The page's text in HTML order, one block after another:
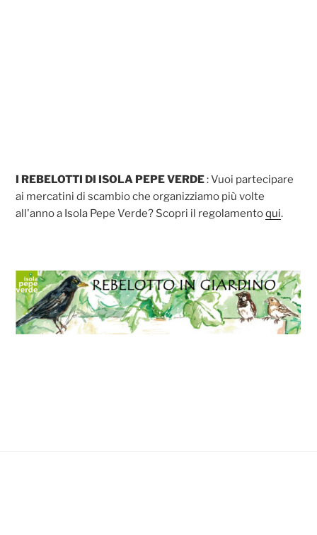
I REBELOTTI DI ISOLA PEPE VERDE: Vuoi partecipare
ai mercatini di scambio che organizziamo più volte
all'anno a Isola Pepe Verde? Scopri il regolamentoqui.